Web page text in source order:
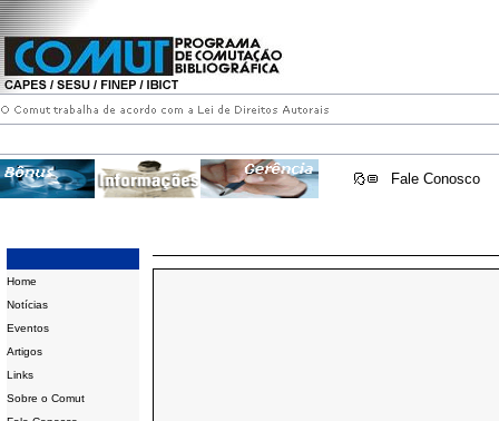
Fale Conosco
Home
Notícias
Eventos
Artigos
Links
Sobre o Comut